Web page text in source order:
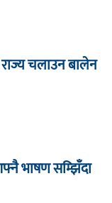
चलाउन बालेन
भाषण सम्झिँदा